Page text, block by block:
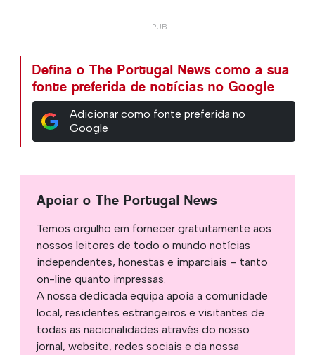
Defina o The Portugal News como a sua
fonte preferida de notícias no Google
Adicionar como fonte preferida no
Google
Apoiar o The Portugal News
Temos orgulho em fornecer gratuitamente aos
nossos leitores de todo o mundo notícias
independentes, honestas e imparciais – tanto
on-line quanto impressas.
A nossa dedicada equipa apoia a comunidade
local, residentes estrangeiros e visitantes de
todas as nacionalidades através do nosso
jornal, website, redes sociais e da nossa